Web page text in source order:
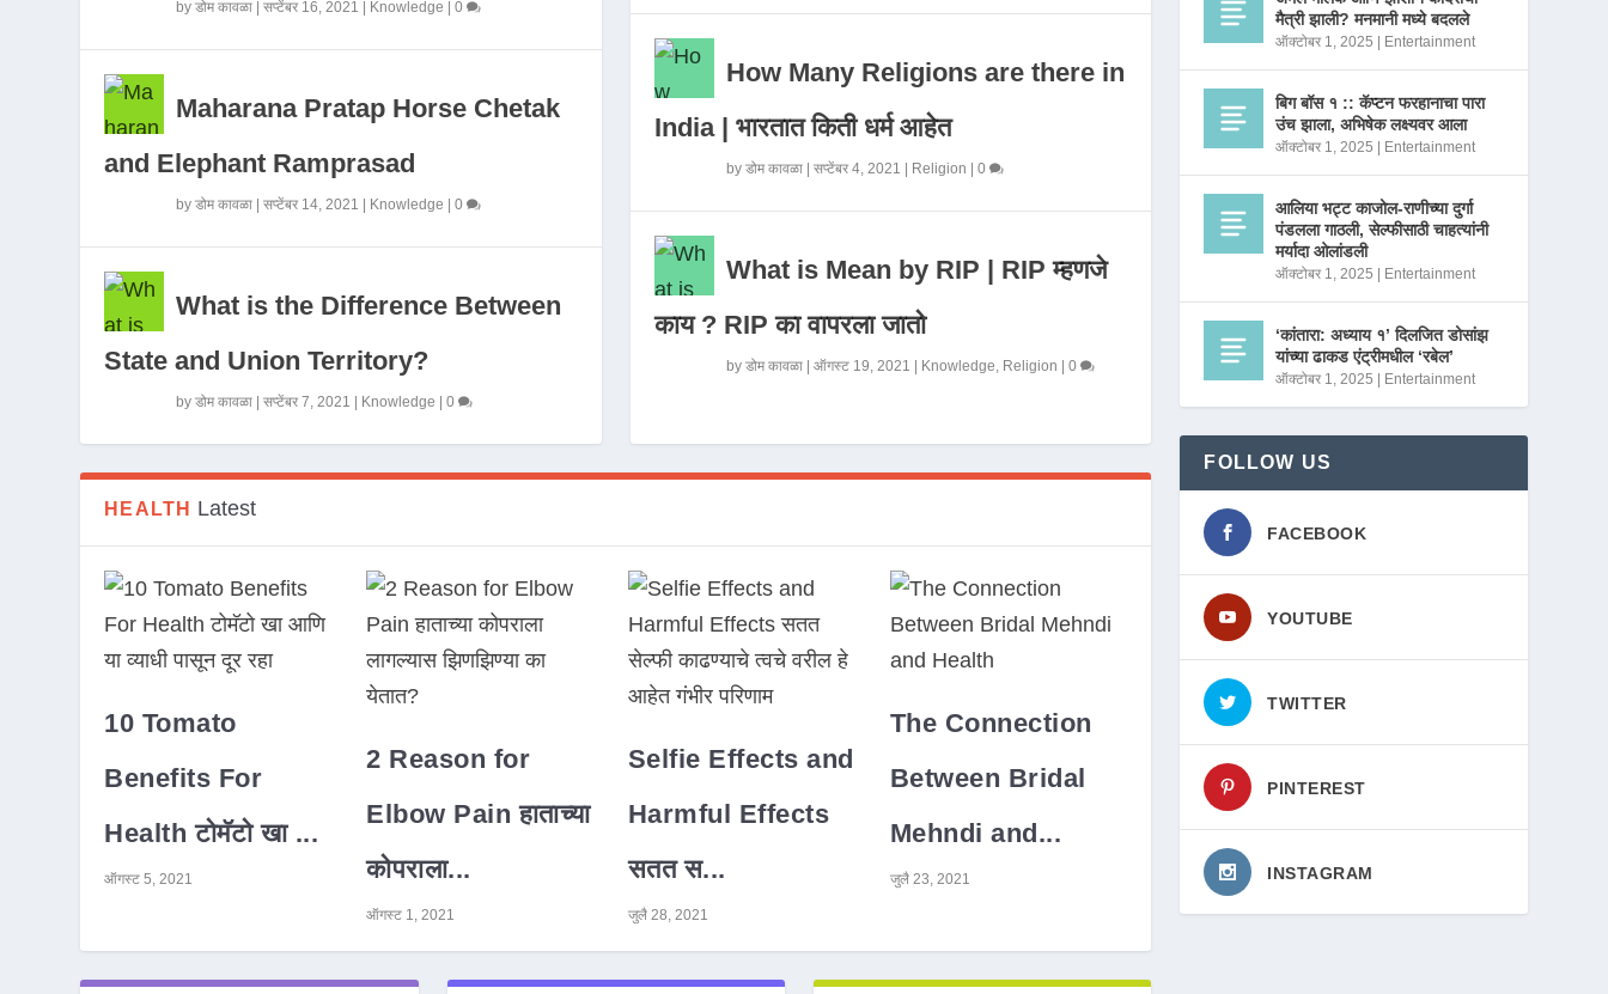
byडोम कावळा |सप्टेंबर 16, 2021 Knowledge |0
Maharana Pratap Horse Chetak
and Elephant Ramprasad
byडोम कावळा |सप्टेंबर 14, 2021 Knowledge |0
What is the Difference Between
State and Union Territory?
byडोम कावळा |सप्टेंबर 7, 2021 Knowledge |0
How Many Religions are there in
India | भारतात किती धर्म आहेत
by डोम कावळा| सप्टेंबर 4, 2021 Religion 0
What is Mean by RIP | RIP म्हणजे
काय ? RIP का वापरला जातो
by डोम कावळा| ऑगस्ट 19, 2021 Knowledge, Religion 0
HEALTH Latest
10 Tomato
Benefits For
Health टोमॅटो खा ...
ऑगस्ट 5, 2021
2 Reason for
Elbow Pain हाताच्या
कोपराला...
ऑगस्ट 1, 2021
Selfie Effects and
Harmful Effects
सतत स...
जुलै 28, 2021
The Connection
Between Bridal
Mehndi and...
जुलै 23, 2021
मैत्री झाली? मनमानी मध्ये बदलले
ऑक्टोबर 1, 2025 Entertainment
बिग बॉस १ :: कॅप्टन फरहानाचा पारा
उंच झाला, अभिषेक लक्ष्यवर आला
ऑक्टोबर 1, 2025 Entertainment
आलिया भट्ट काजोल-राणीच्या दुर्गा
पंडलला गाठली, सेल्फीसाठी चाहत्यांनी
मर्यादा ओलांडली
ऑक्टोबर 1, 2025 Entertainment
‘कांतारा: अध्याय १’ दिलजित डोसांझ
यांच्या ढाकड एंट्रीमधील ‘रबेल’
ऑक्टोबर 1, 2025 Entertainment
FOLLOW US
FACEBOOK
YOUTUBE
TWITTER
PINTEREST
INSTAGRAM